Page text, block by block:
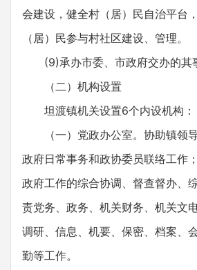
会建设，健全村（居）民自治平台
（居）民参与村社区建设、管理。
(9)承办市委、市政府交办的其
（二）机构设置
坦渡镇机关设置6个内设机构：
（一）党政办公室。协助镇领导
政府日常事务和政协委员联络工作
政府工作的综合协调、督查督办、
责党务、政务、机关财务、机关文
调研、信息、机要、保密、档案、
勤等工作。